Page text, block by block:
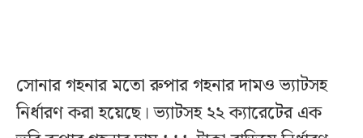
সোনার গহনার মতো রুপার গহনার দামও ভ্যাটসহ
নির্ধারণ করা হয়েছে। ভ্যাটসহ ২২ ক্যারেটের এক